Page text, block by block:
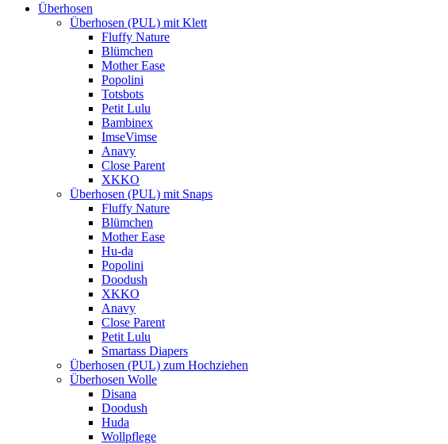
Überhosen
Überhosen (PUL) mit Klett
Fluffy Nature
Blümchen
Mother Ease
Popolini
Totsbots
Petit Lulu
Bambinex
ImseVimse
Anavy
Close Parent
XKKO
Überhosen (PUL) mit Snaps
Fluffy Nature
Blümchen
Mother Ease
Hu-da
Popolini
Doodush
XKKO
Anavy
Close Parent
Petit Lulu
Smartass Diapers
Überhosen (PUL) zum Hochziehen
Überhosen Wolle
Disana
Doodush
Huda
Wollpflege